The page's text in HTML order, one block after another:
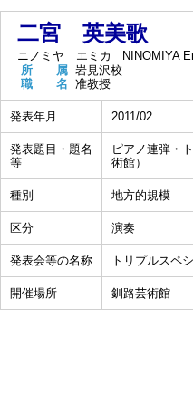
二宮 英美歌
ニノミヤ エミカ
NINOMIYA
所 属 岩見沢校
職 名 准教授
発表年月 2011/02
発表題目・題名
等
ピアノ連弾・
術館）
種別 地方的規模
区分 演奏
発表会等の名称 トリプルスペ
開催場所 釧路芸術館